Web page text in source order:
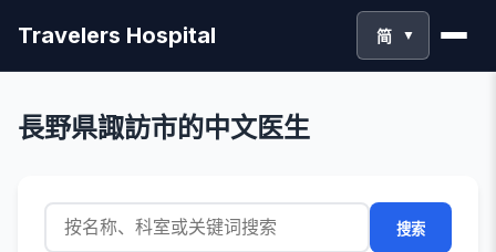
Travelers Hospital 简 ▼
長野県諏訪市的中文医生
搜索